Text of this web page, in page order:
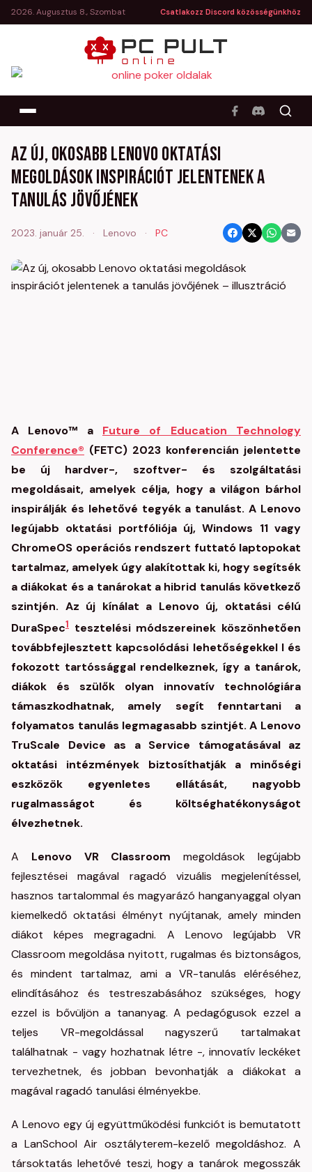
2026. Augusztus 8., Szombat Csatlakozz Discord közösségünkhöz
Az új, okosabb Lenovo oktatási
megoldások inspirációt jelentenek a
tanulás jövőjének
2023. január 25. · Lenovo · PC
A Lenovo™ a Future of Education Technology
Conference® (FETC) 2023 konferencián jelentette
be új hardver-, szoftver- és szolgáltatási
megoldásait, amelyek célja, hogy a világon bárhol
inspirálják és lehetővé tegyék a tanulást. A Lenovo
legújabb oktatási portfóliója új, Windows 11 vagy
ChromeOS operációs rendszert futtató laptopokat
tartalmaz, amelyek úgy alakítottak ki, hogy segítsék
a diákokat és a tanárokat a hibrid tanulás következő
szintjén. Az új kínálat a Lenovo új, oktatási célú
DuraSpec1 tesztelési módszereinek köszönhetően
továbbfejlesztett kapcsolódási lehetőségekkel l és
fokozott tartóssággal rendelkeznek, így a tanárok,
diákok és szülők olyan innovatív technológiára
támaszkodhatnak, amely segít fenntartani a
folyamatos tanulás legmagasabb szintjét. A Lenovo
TruScale Device as a Service támogatásával az
oktatási intézmények biztosíthatják a minőségi
eszközök egyenletes ellátását, nagyobb
rugalmasságot és költséghatékonyságot
élvezhetnek.
A Lenovo VR Classroom megoldások legújabb
fejlesztései magával ragadó vizuális megjelenítéssel,
hasznos tartalommal és magyarázó hanganyaggal olyan
kiemelkedő oktatási élményt nyújtanak, amely minden
diákot képes megragadni. A Lenovo legújabb VR
Classroom megoldása nyitott, rugalmas és biztonságos,
és mindent tartalmaz, ami a VR-tanulás eléréséhez,
elindításához és testreszabásához szükséges, hogy
ezzel is bővüljön a tananyag. A pedagógusok ezzel a
teljes VR-megoldással nagyszerű tartalmakat
találhatnak - vagy hozhatnak létre -, innovatív leckéket
tervezhetnek, és jobban bevonhatják a diákokat a
magával ragadó tanulási élményekbe.
A Lenovo egy új együttműködési funkciót is bemutatott
a LanSchool Air osztályterem-kezelő megoldáshoz. A
társoktatás lehetővé teszi, hogy a tanárok megosszák